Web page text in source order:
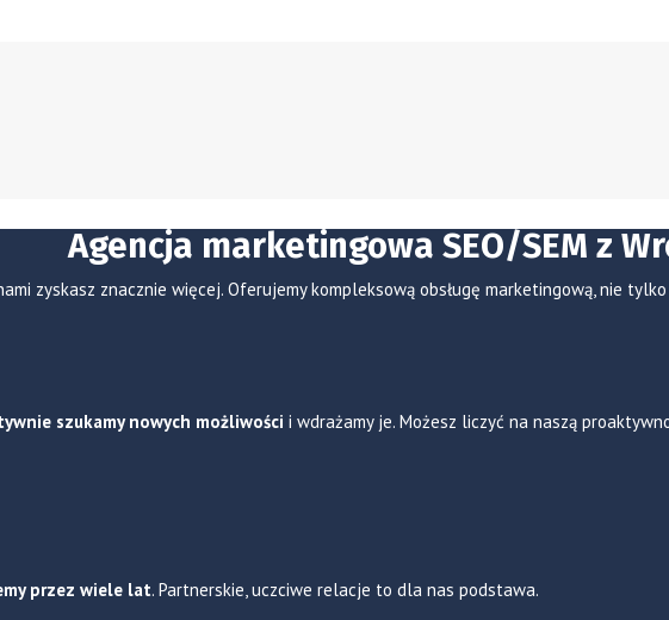
Agencja marketingowa SEO/SEM z
zyskasz znacznie więcej. Oferujemy kompleksową obsługę marketingową, nie
szukamy nowych możliwości i wdrażamy je. Możesz liczyć na naszą
przez wiele lat. Partnerskie, uczciwe relacje to dla nas podstawa.